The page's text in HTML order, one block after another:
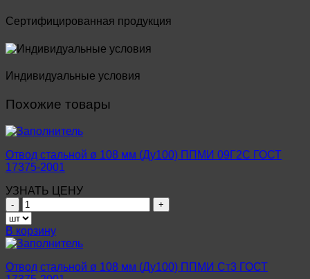
Сертифицированная продукция
Индивидуальные условия
Похожие товары
Отвод стальной ø 108 мм (Ду100) ППМИ 09Г2С ГОСТ
17375-2001
УЗНАТЬ ЦЕНУ
Количество
товара
Отвод
стальной
ø
108
В корзину
Отвод стальной ø 108 мм (Ду100) ППМИ Ст3 ГОСТ